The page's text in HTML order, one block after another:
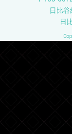
日比
日